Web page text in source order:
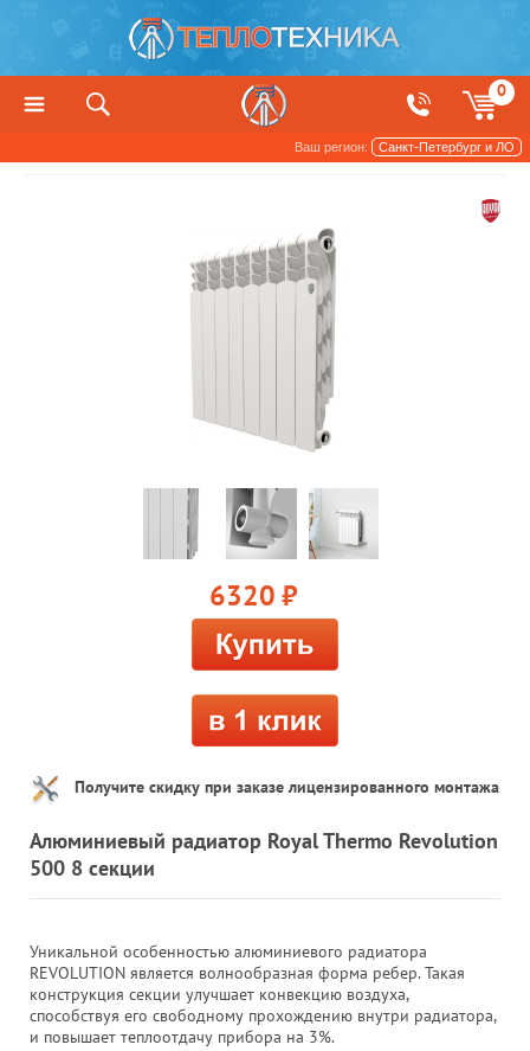
0
Ваш регион: Санкт-Петербург и ЛО
Радиаторы отопления и обогреватели
6320 руб.
Получите скидку при заказе лицензированного монтажа
Алюминиевый радиатор Royal Thermo Revolution
500 8 секции
Уникальной особенностью алюминиевого радиатора
REVOLUTION является волнообразная форма ребер. Такая
конструкция секции улучшает конвекцию воздуха,
способствуя его свободному прохождению внутри радиатора,
и повышает теплоотдачу прибора на 3%.